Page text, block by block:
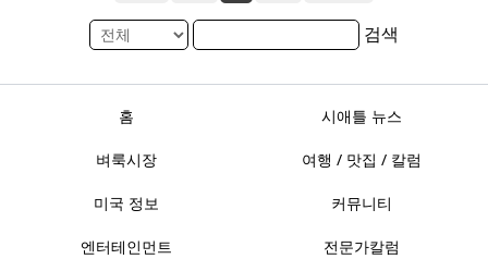
검색
홈 시애틀 뉴스
벼룩시장 여행 / 맛집 / 칼럼
미국 정보 커뮤니티
엔터테인먼트 전문가칼럼